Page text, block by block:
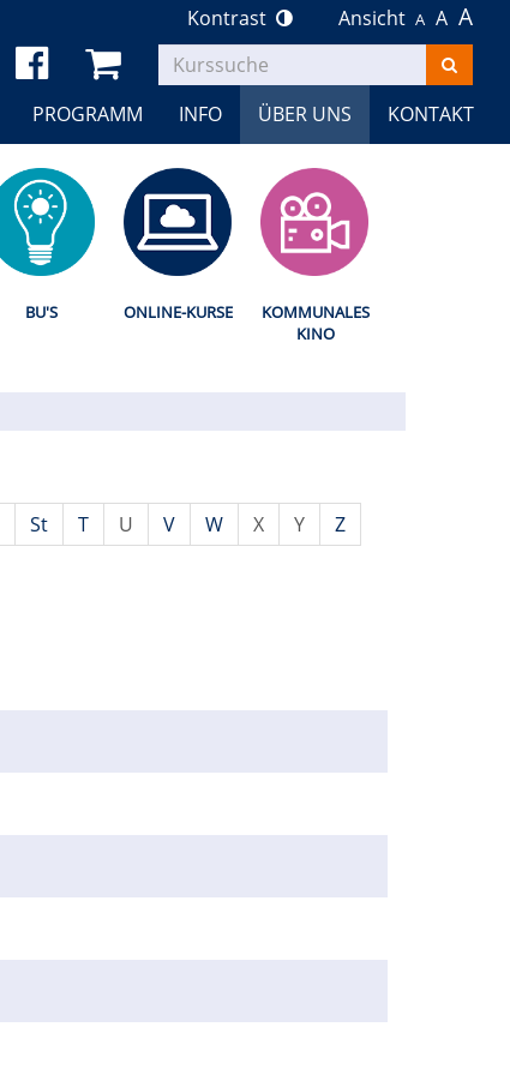
Kontrast Ansicht A A A
Kurse
suchen
PROGRAMM INFO ÜBER UNS KONTAKT
BU'S ONLINE-KURSE
KOMMUNALES
KINO
St T U V W X Y Z